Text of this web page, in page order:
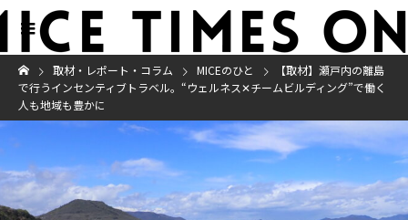
取材・レポート・コラム MICEのひと
【取材】瀬戸内の離島
で行うインセンティブトラベル。“ウェルネス✕チームビルディング”で働く
人も地域も豊かに